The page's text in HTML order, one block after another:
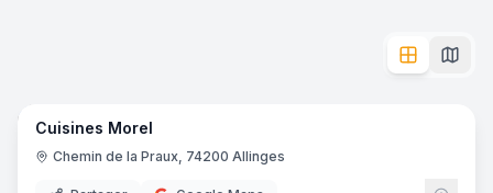
établissement sen
PF Création Cuisines Morel
PF CREATION Cuisines Morel
- Valleiry
Cuisines Morel
Chemin de la Praux, 74200 Allinges